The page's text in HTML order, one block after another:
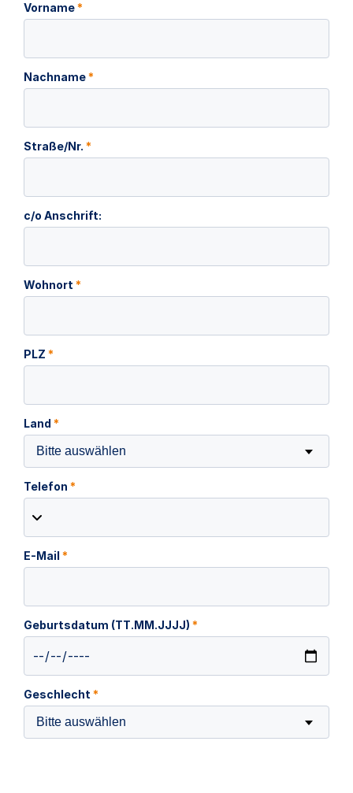
Vorname*
Nachname*
Straße/Nr. *
c/o Anschrift:
Wohnort *
PLZ *
Land *
Bitte auswählen
Telefon *
E-Mail *
Geburtsdatum (TT.MM.JJJJ) *
Geschlecht *
Bitte auswählen